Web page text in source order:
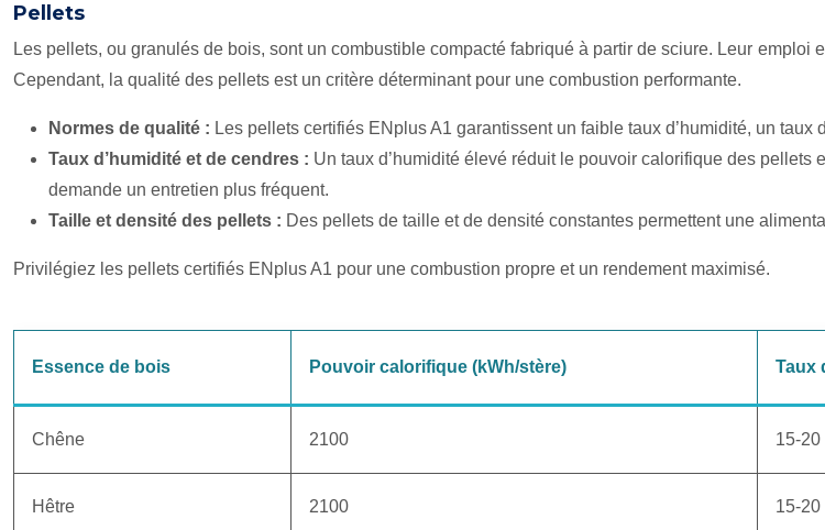
Pellets
Les pellets, ou granulés de bois, sont un combustible compacté fabriqué à partir de sciure. Leur
Cependant, la qualité des pellets est un critère déterminant pour une combustion performante.
Normes de qualité : Les pellets certifiés ENplus A1 garantissent un faible taux d’humidité, un
Taux d’humidité et de cendres : Un taux d’humidité élevé réduit le pouvoir calorifique des
demande un entretien plus fréquent.
Taille et densité des pellets : Des pellets de taille et de densité constantes permettent une
Privilégiez les pellets certifiés ENplus A1 pour une combustion propre et un rendement maximisé.
Essence de bois Pouvoir calorifique (kWh/stère) Taux
Chêne 2100 15-20
Hêtre 2100 15-20